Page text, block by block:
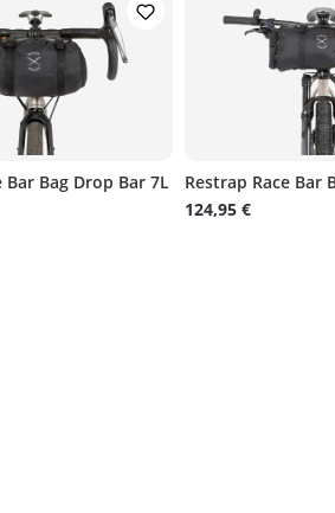
Bar Bag Drop Bar 7L
Restrap Race Bar
124,95 €